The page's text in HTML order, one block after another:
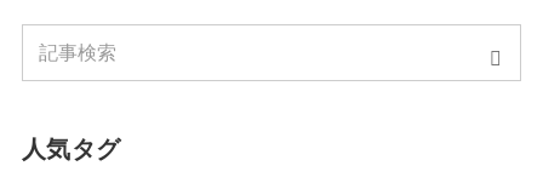
後押しする販売では、接客のように寄り添う姿勢を
大切にしながらも、それ以上にお客様自身がまだ気
客を土台としない販売は押し売りになってしまうた
キルを持つ人材からニーズに合致した人材の派遣を
受けることができます。研修にかける時間を短縮
し、現場で即戦力として活用しやすい点もメリット
が必須 派遣法や労働基準法などの厳密な規制があ
り、契約期間、業務範囲を守る必要があります。例
年では顧客満足度を測る手法として、口コミだけで
なく「NPS（ネット・プロモーター・スコア）」と
レビューとNPSの重要性とその活用方法についてご
人気タグ